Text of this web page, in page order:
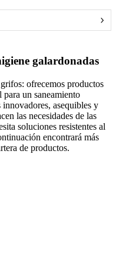
galardonadas
ofrecemos productos
un saneamiento
asequibles y
las necesidades de las
soluciones resistentes al
encontrará más
de productos.